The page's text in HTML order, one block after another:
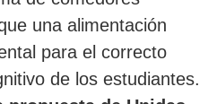
una alimentación
para el correcto
de los estudiantes.